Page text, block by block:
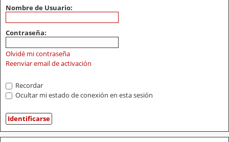
Nombre de Usuario:
Contraseña:
Olvidé mi contraseña
Reenviar email de activación
Recordar
Ocultar mi estado de conexión en esta sesión